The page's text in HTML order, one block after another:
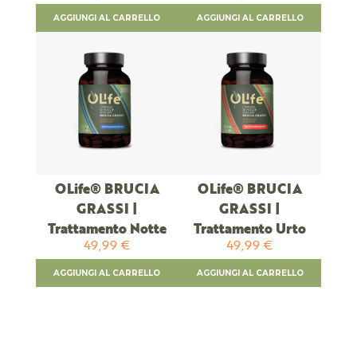
AGGIUNGI AL CARRELLO AGGIUNGI AL CARRELLO
OLife® BRUCIA
GRASSI |
Trattamento Notte
49,99 €
AGGIUNGI AL CARRELLO
OLife® BRUCIA
GRASSI |
Trattamento Urto
49,99 €
AGGIUNGI AL CARRELLO